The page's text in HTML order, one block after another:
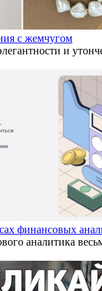
с жемчугом
и
финансовых
аналитика